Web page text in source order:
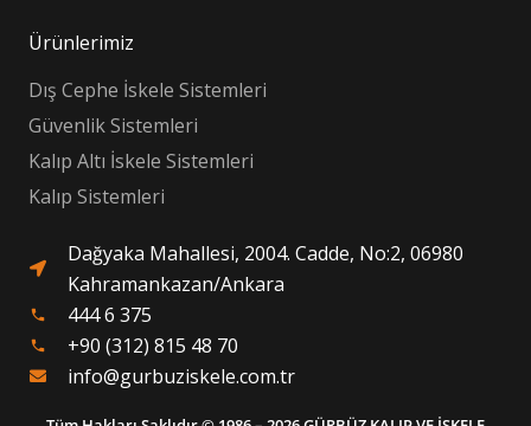
Ürünlerimiz
Dış Cephe İskele Sistemleri
Güvenlik Sistemleri
Kalıp Altı İskele Sistemleri
Kalıp Sistemleri
Dağyaka Mahallesi, 2004. Cadde, No:2, 06980
Kahramankazan/Ankara
phone 444 6 375
phone
+90 (312) 815 48 70
info@gurbuziskele.com.tr